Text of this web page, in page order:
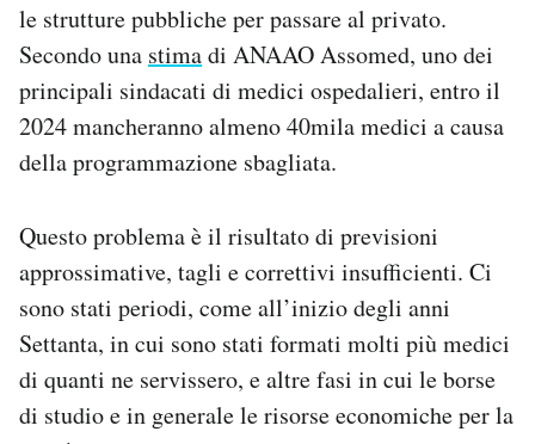
le strutture pubbliche per passare al privato.
Secondo una stimadi ANAAO Assomed, uno dei
principali sindacati di medici ospedalieri, entro il
2024 mancheranno almeno 40mila medici a causa
della programmazione sbagliata.
Questo problema è il risultato di previsioni
approssimative, tagli e correttivi insufficienti. Ci
sono stati periodi, come all’inizio degli anni
Settanta, in cui sono stati formati molti più medici
di quanti ne servissero, e altre fasi in cui le borse
di studio e in generale le risorse economiche per la